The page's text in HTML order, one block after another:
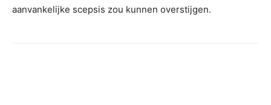
aanvankelijke scepsis zou kunnen overstijgen.